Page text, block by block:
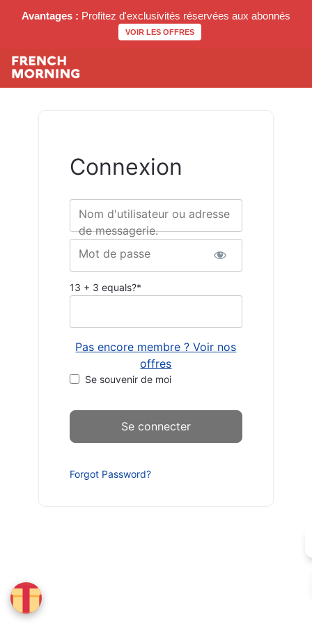
Avantages : Profitez d'exclusivités réservées aux abonnés
VOIR LES OFFRES
Connexion
Nom d'utilisateur ou adresse
de messagerie.
Mot de passe
13 + 3 equals?*
Pas encore membre ? Voir nos
offres
Se souvenir de moi
Forgot Password?